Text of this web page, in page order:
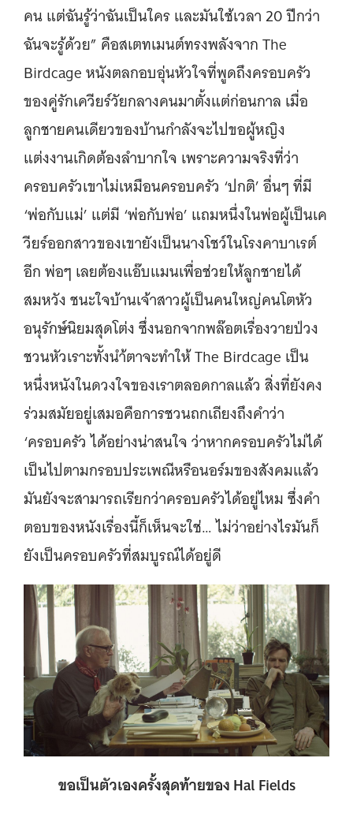
คน แต่ฉันรู้ว่าฉันเป็นใคร และมันใช้เวลา 20 ปีกว่า
ฉันจะรู้ด้วย” คือสเตทเมนต์ทรงพลังจาก The
Birdcage หนังตลกอบอุ่นหัวใจที่พูดถึงครอบครัว
ของคู่รักเควียร์วัยกลางคนมาตั้งแต่ก่อนกาล เมื่อ
ลูกชายคนเดียวของบ้านกำลังจะไปขอผู้หญิง
แต่งงานเกิดต้องลำบากใจ เพราะความจริงที่ว่า
ครอบครัวเขาไม่เหมือนครอบครัว ‘ปกติ’ อื่นๆ ที่มี
‘พ่อกับแม่’ แต่มี ‘พ่อกับพ่อ’ แถมหนึ่งในพ่อผู้เป็นเค
วียร์ออกสาวของเขายังเป็นนางโชว์ในโรงคาบาเรต์
อีก พ่อๆ เลยต้องแอ๊บแมนเพื่อช่วยให้ลูกชายได้
สมหวัง ชนะใจบ้านเจ้าสาวผู้เป็นคนใหญ่คนโตหัว
อนุรักษ์นิยมสุดโต่ง ซึ่งนอกจากพล๊อตเรื่องวายป่วง
ชวนหัวเราะทั้งนำ้ตาจะทำให้ The Birdcage เป็น
หนึ่งหนังในดวงใจของเราตลอดกาลแล้ว สิ่งที่ยังคง
ร่วมสมัยอยู่เสมอคือการชวนถกเถียงถึงคำว่า
‘ครอบครัว ได้อย่างน่าสนใจ ว่าหากครอบครัวไม่ได้
เป็นไปตามกรอบประเพณีหรือนอร์มของสังคมแล้ว
มันยังจะสามารถเรียกว่าครอบครัวได้อยู่ไหม ซึ่งคำ
ตอบของหนังเรื่องนี้ก็เห็นจะใช่… ไม่ว่าอย่างไรมันก็
ยังเป็นครอบครัวที่สมบูรณ์ได้อยู่ดี
ขอเป็นตัวเองครั้งสุดท้ายของ Hal Fields